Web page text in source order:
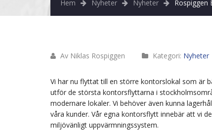
Hem Nyheter Nyheter Rospiggen
Av Niklas Rospiggen Kategori: Nyheter
Vi har nu flyttat till en större kontorslokal som är
utför de största kontorsflyttarna i
modernare lokaler. Vi behöver även kunna
våra kunder. Vår egna kontorsflytt innebär att vi
miljövänligt uppvärmningssystem.